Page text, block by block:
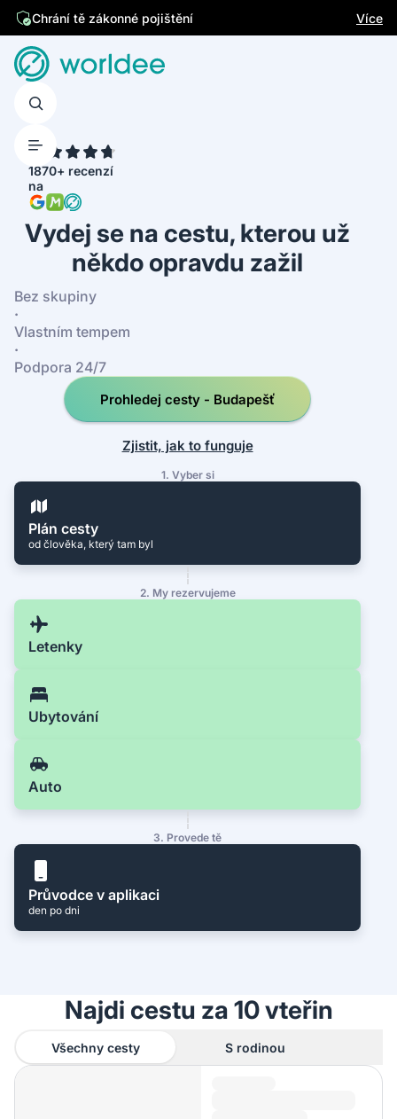
Chrání tě zákonné pojištění
Více
1870+ recenzí
na
Vydej se na cestu, kterou už
někdo opravdu zažil
Bez skupiny
·
Vlastním tempem
·
Podpora 24/7
Prohledej cesty - Budapešť
Zjistit, jak to funguje
1. Vyber si
Plán cesty
od člověka, který tam byl
2. My rezervujeme
Letenky
Ubytování
Auto
3. Provede tě
Průvodce v aplikaci
den po dni
Najdi cestu za 10 vteřin
Všechny cesty S rodinou